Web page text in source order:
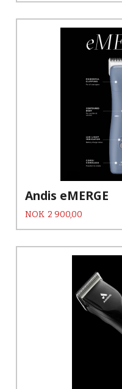
Andis eMERGE
Pris
NOK 2 900,00